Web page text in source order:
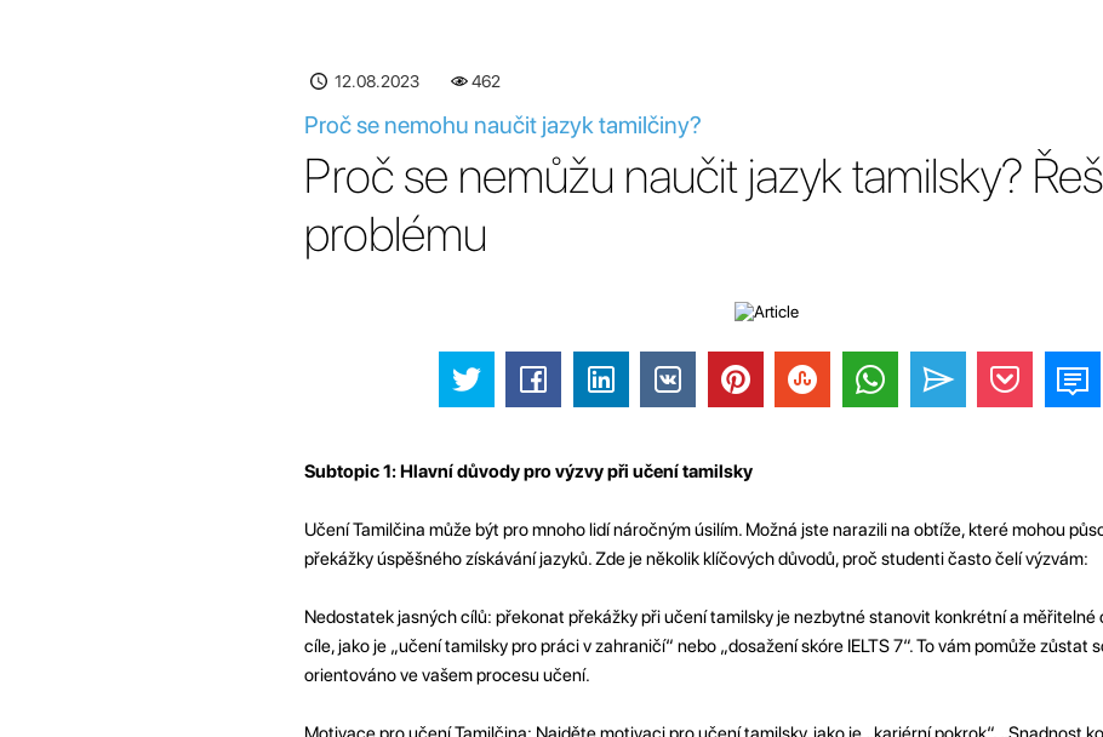
12.08.2023 462
Proč se nemohu naučit jazyk tamilčiny?
Proč se nemůžu naučit jazyk tamilsky?
problému
Subtopic 1: Hlavní důvody pro výzvy při učení tamilsky
Učení Tamilčina může být pro mnoho lidí náročným úsilím. Možná jste narazili na obtíže, které mohou
překážky úspěšného získávání jazyků. Zde je několik klíčových důvodů, proč studenti často čelí výzvám:
Nedostatek jasných cílů: překonat překážky při učení tamilsky je nezbytné stanovit konkrétní a měřitelné
cíle, jako je „učení tamilsky pro práci v zahraničí“ nebo „dosažení skóre IELTS 7“. To vám pomůže zůstat
orientováno ve vašem procesu učení.